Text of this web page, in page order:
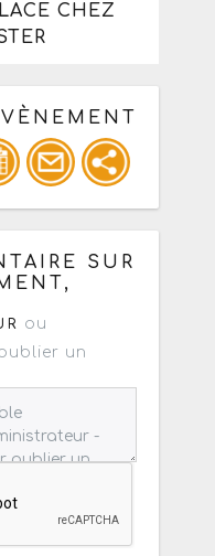
CHEZ
pour un
social
SUR
ou
un